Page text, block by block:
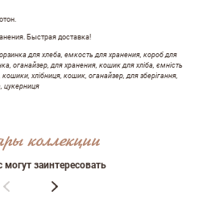
Быстрая доставка!
для хлеба, емкость для хранения, короб для
оганайзер, для хранения, кошик для хліба, ємність
кошики, хлібниця, кошик, оганайзер, для зберігання,
цукерниця
коллекции
могут заинтересовать